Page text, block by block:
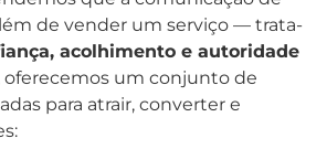
de vender um serviço — trata-
acolhimento e autoridade
oferecemos um conjunto de
para atrair, converter e